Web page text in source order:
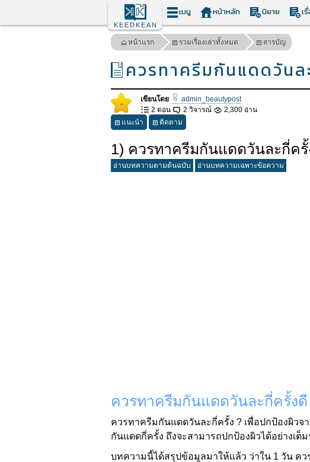
KEEDKEAN
เมนู หน้าหลัก นิยาย เ
หน้าแรก รวมเรื่องเล่าทั้งหมด สารบัญ
ควรทาครีมกันแดดวัน
- เขียนโดย admin_beautypost
2 ตอน
2 วิจารณ์ 2,300 อ่าน
แนะนำ
ติดตาม
1) ควรทาครีมกันแดดวันละกี่ค
อ่านบทความตามต้นฉบับ อ่านบทความเฉพาะข้อความ
ควรทาครีมกันแดดวันละกี่ครั้งดี
ควรทาครีมกันแดดวันละกี่ครั้ง ? เพื่อปกป้องผิวจ
กันแดดกี่ครั้ง ถึงจะสามารถปกป้องผิวได้อย่างเต็
บทความนี้ได้สรุปข้อมูลมาให้แล้ว ว่าใน 1 วัน ค